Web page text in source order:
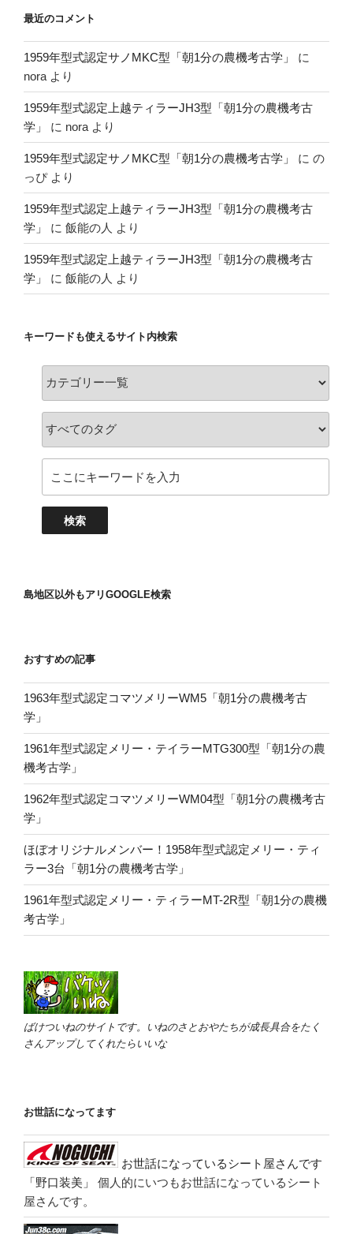
最近のコメント
1959年型式認定サノMKC型「朝1分の農機考古学」
に
nora より
1959年型式認定上越ティラーJH3型「朝1分の農機考古
学」
に nora より
1959年型式認定サノMKC型「朝1分の農機考古学」 に の
っぴより
1959年型式認定上越ティラーJH3型「朝1分の農機考古
学」
に 飯能の人 より
1959年型式認定上越ティラーJH3型「朝1分の農機考古
学」
に 飯能の人 より
キーワードも使えるサイト内検索
島地区以外もアリGOOGLE検索
おすすめの記事
1963年型式認定コマツメリーWM5「朝1分の農機考古
学」
1961年型式認定メリー・テイラーMTG300型「朝1分の農
機考古学」
1962年型式認定コマツメリーWM04型「朝1分の農機考古
学」
ほぼオリジナルメンバー！1958年型式認定メリー・ティ
ラー3台「朝1分の農機考古学」
1961年型式認定メリー・ティラーMT-2R型「朝1分の農機
考古学」
ばけついねのサイトです。いねのさとおやたちが成長具合をたく
さんアップしてくれたらいいな
お世話になってます
お世話になっているシート屋さんです
「野口装美」
個人的にいつもお世話になっているシート
屋さんです。